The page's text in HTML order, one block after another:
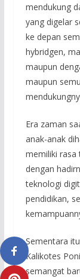
mendukung
yang digelar
ke depan
hybridgen,
maupun
maupun
Era zaman
anak-anak
memiliki rasa
dengan
teknologi
pendidikan,
Sementara
Kalikotes
semangat